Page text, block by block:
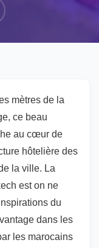
mètres de la
ce beau
au cœur de
hôtelière des
la ville. La
est on ne
du
dans les
les marocains